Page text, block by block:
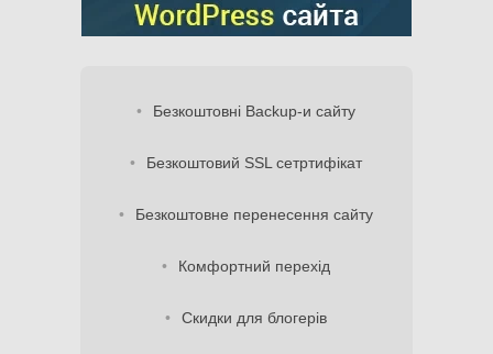
Безкоштовні Backup-и сайту
Безкоштовий SSL сетртифікат
Безкоштовне перенесення сайту
Комфортний перехід
Скидки для блогерів